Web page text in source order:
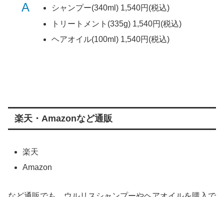
A
シャンプー(340ml) 1,540円(税込)
トリートメント(335g) 1,540円(税込)
ヘアオイル(100ml) 1,540円(税込)
楽天・Amazonなど通販
楽天
Amazon